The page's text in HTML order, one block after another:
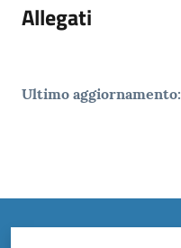
Allegati
Ultimo aggiornamento: